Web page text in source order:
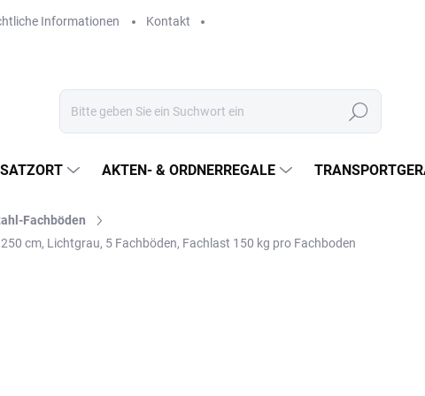
Informationen Kontakt
Suchen
AKTEN- & ORDNERREGALE
Fachböden
cm, Lichtgrau, 5 Fachböden, Fachlast 150 kg pro Fachboden